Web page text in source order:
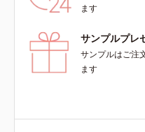
ます
サンプルプレ
サンプルはご注
ます